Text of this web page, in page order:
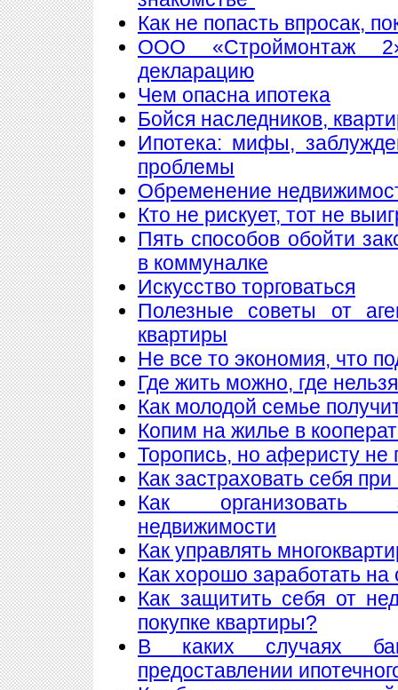
Как не попасть впросак,
ООО «Строймонтаж
декларацию
Чем опасна ипотека
Бойся наследников,
Ипотека: мифы,
проблемы
Обременение
Кто не рискует, тот не
Пять способов обойти
в коммуналке
Искусство торговаться
Полезные советы от
квартиры
Не все то экономия, что
Где жить можно, где нельзя
Как молодой семье
Копим на жилье в
Торопись, но аферисту не
Как застраховать себя
Как организовать
недвижимости
Как управлять
Как хорошо заработать
Как защитить себя от
покупке квартиры?
В каких случаях
предоставлении